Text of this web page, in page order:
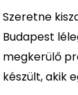
Szeretne
Budapest
megkerülő
készült, akik